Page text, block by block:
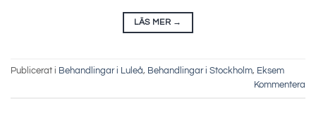
LÄS MER →
Publicerat i Behandlingar i Luleå, Behandlingar i Stockholm, Eksem
Kommentera